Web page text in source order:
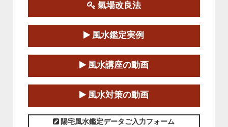
第１８期立命塾『実践的易学講座』
2025-06-21～2025-08-24
この講座の募集は終了しました。
第１８期立命塾「実践的四柱立命学（四
柱推命学）講座」
2025-01-11～2025-05-11
この講座の募集は終了しました。
氣場改良法
風水鑑定実例
風水講座の動画
風水対策の動画
陽宅風水鑑定データご入力フォーム